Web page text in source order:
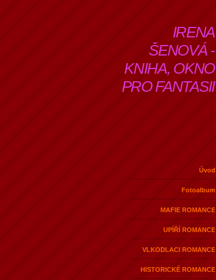
IRENA
ŠENOVÁ -
KNIHA, OKNO
PRO FANTASII
Úvod
Fotoalbum
MAFIE ROMANCE
UPÍŘÍ ROMANCE
VLKODLACI ROMANCE
HISTORICKÉ ROMANCE